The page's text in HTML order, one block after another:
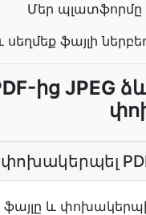
Մեր պլատֆորմը
սեղմեք ֆայլի
ից
փոխակերպել
ֆայլը և